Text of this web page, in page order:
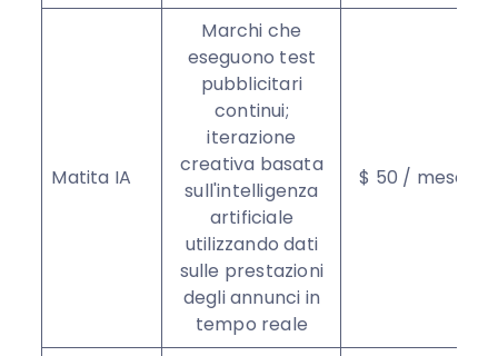
Matita IA
Marchi che
eseguono test
pubblicitari
continui;
iterazione
creativa basata
sull'intelligenza
artificiale
utilizzando dati
sulle prestazioni
degli annunci in
tempo reale
$ 50 / mese